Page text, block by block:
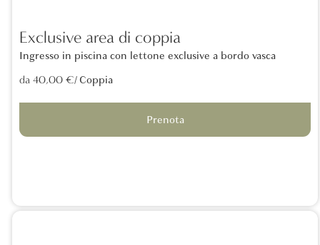
Exclusive area di coppia
Ingresso in piscina con lettone exclusive a bordo vasca
da 40,00 €/ Coppia
Prenota